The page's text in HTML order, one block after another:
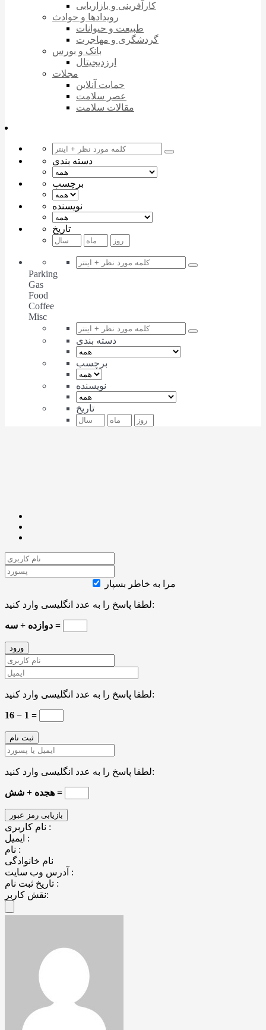
کارآفرینی و بازاریابی
رویدادها و حوادث
طبیعت و حیوانات
گردشگری و مهاجرت
بانک و بورس
ارزدیجیتال
مجلات
حمایت آنلاین
عصر سلامت
مقالات سلامت
دسته بندی
برچسب
نویسنده
تاریخ
Parking
Gas
Food
Coffee
Misc
دسته بندی
برچسب
نویسنده
تاریخ
مرا به خاطر بسپار
لطفا پاسخ را به عدد انگلیسی وارد کنید:
دوازده + سه =
لطفا پاسخ را به عدد انگلیسی وارد کنید:
16 − 1 =
لطفا پاسخ را به عدد انگلیسی وارد کنید:
هجده + شش =
نام کاربری :
ایمیل :
نام :
نام خانوادگی
آدرس وب سایت :
تاریخ ثبت نام :
نقش کاربر: